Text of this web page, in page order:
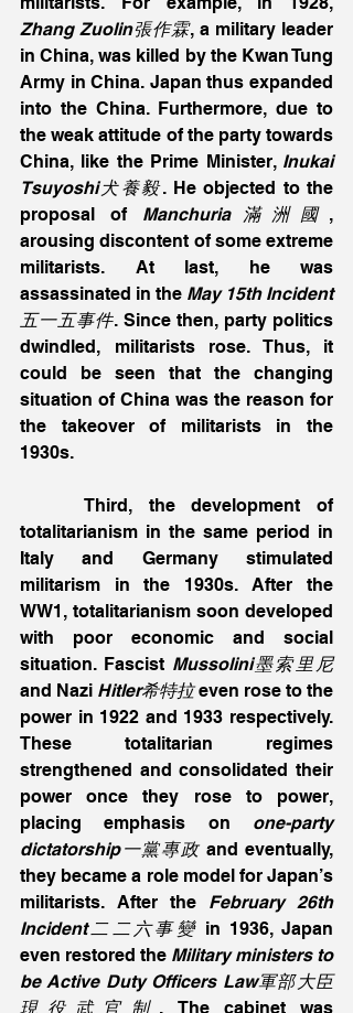
Zhang Zuolin張作霖, a military leader
in China, was killed by the Kwan Tung
Army in China. Japan thus expanded
into the China. Furthermore, due to
the weak attitude of the party towards
China, like the Prime Minister, Inukai
Tsuyoshi犬養毅. He objected to the
proposal of Manchuria滿洲國 ,
arousing discontent of some extreme
militarists. At last, he was
assassinated in the May 15th Incident
五一五事件. Since then, party politics
dwindled, militarists rose. Thus, it
could be seen that the changing
situation of China was the reason for
the takeover of militarists in the
1930s.
    Third, the development of
totalitarianism in the same period in
Italy and Germany stimulated
militarism in the 1930s. After the
WW1, totalitarianism soon developed
with poor economic and social
situation. Fascist Mussolini墨索里尼
and Nazi Hitler希特拉 even rose to the
power in 1922 and 1933 respectively.
These totalitarian regimes
strengthened and consolidated their
power once they rose to power,
placing emphasis on one-party
dictatorship一黨專政 and eventually,
they became a role model for Japan’s
militarists. After the February 26th
Incident二二六事變 in 1936, Japan
even restored the Military ministers to
be Active Duty Officers Law軍部大臣
現役武官制 . The cabinet was